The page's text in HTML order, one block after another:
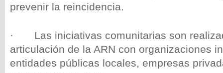
prevenir la reincidencia.
· Las iniciativas comunitarias son
articulación de la ARN con organizaciones
entidades públicas locales, empresas